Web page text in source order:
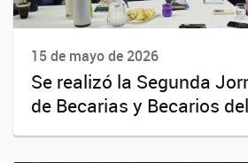
15 de mayo de 2026
Se realizó la Segunda
de Becarias y Becarios